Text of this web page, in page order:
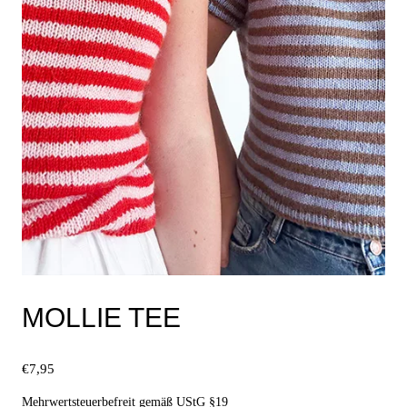
Produktseite
gewählt
werden
MOLLIE TEE
€7,95
Mehrwertsteuerbefreit gemäß UStG §19